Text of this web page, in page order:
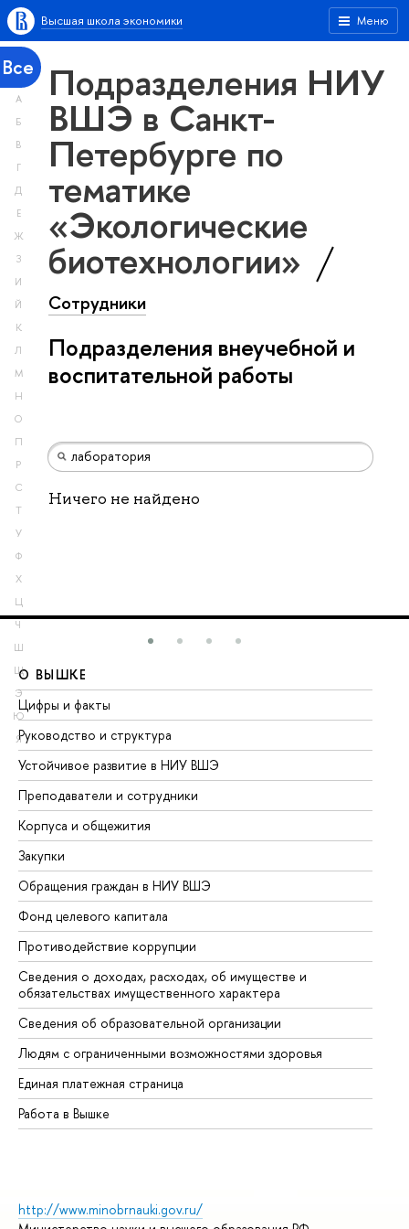
Меню
Высшая школа экономики
Все
А
Б
В
Г
Д
Е
Ж
З
И
Й
К
Л
М
Н
О
П
Р
С
Т
У
Ф
Х
Ц
Ч
Ш
Щ
Э
Ю
Я
Подразделения НИУ
ВШЭ в Санкт-
Петербурге по
тематике
«Экологические
биотехнологии»
Сотрудники
Подразделения внеучебной и
воспитательной работы
Ничего не найдено
О ВЫШКЕ
Цифры и факты
Руководство и структура
Устойчивое развитие в НИУ ВШЭ
Преподаватели и сотрудники
Корпуса и общежития
Закупки
Обращения граждан в НИУ ВШЭ
Фонд целевого капитала
Противодействие коррупции
Сведения о доходах, расходах, об имуществе и
обязательствах имущественного характера
Сведения об образовательной организации
Людям с ограниченными возможностями здоровья
Единая платежная страница
Работа в Вышке
http://www.minobrnauki.gov.ru/